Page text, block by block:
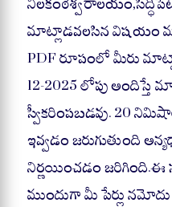
మాట్లాడవలసిన విషయం
PDF రూపంలో మీరు
12-2025 లోపు అందిస్తే
స్వీకరింపబడవు. 20
ఇవ్వడం జరుగుతుంది
నిర్ణయించడం జరిగింది.ఈ
ముందుగా మీ పేర్లు